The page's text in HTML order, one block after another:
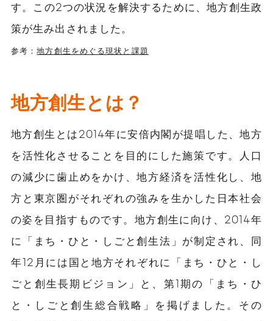
す。この2つの状況を解決するために、地方創生政
策が生み出されました。
参考：地方創生をめぐる現状と課題
地方創生とは？
地方創生とは2014年に安倍内閣が提唱した、地方
を活性化させることを目的にした施策です。人口
の減少に歯止めをかけ、地方経済を活性化し、地
方と東京圏がそれぞれの強みを生かした日本社会
の姿を目指すものです。地方創生に向け、2014年
に「まち・ひと・しごと創生法」が制定され、同
年12月には国と地方それぞれに「まち・ひと・し
ごと創生長期ビジョン」と、第1期の「まち・ひ
と・しごと創生総合戦略」を掲げました。その